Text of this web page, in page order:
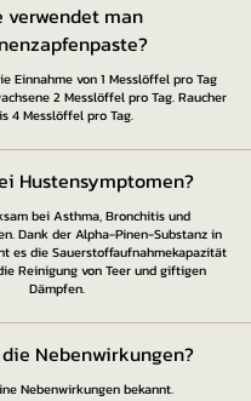
verwendet man
Einnahme von 1 Messlöffel pro Tag
2 Messlöffel pro Tag. Raucher
4 Messlöffel pro Tag.
Hustensymptomen?
bei Asthma, Bronchitis und
Dank der Alpha-Pinen-Substanz in
es die Sauerstoffaufnahmekapazität
Reinigung von Teer und giftigen
Dämpfen.
Nebenwirkungen?
Nebenwirkungen bekannt.